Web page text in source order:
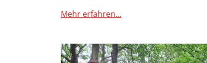
Mehr erfahren...